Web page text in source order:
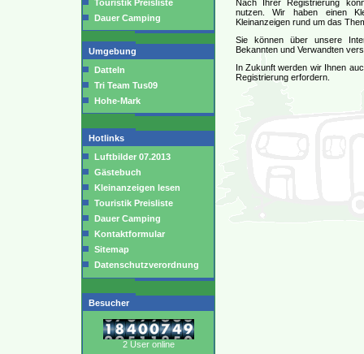
Touristik Preisliste
Dauer Camping
Umgebung
Datteln
Tri Team Tus09
Hohe-Mark
Hotlinks
Luftbilder 07.2013
Gästebuch
Kleinanzeigen lesen
Touristik Preisliste
Dauer Camping
Kontaktformular
Sitemap
Datenschutzverordnung
Besucher
2 User online
Nach Ihrer Registrierung
nutzen. Wir haben einen
Kleinanzeigen rund um das
Sie können über unsere
Bekannten und Verwandten
In Zukunft werden wir Ihnen
Registrierung erfordern.